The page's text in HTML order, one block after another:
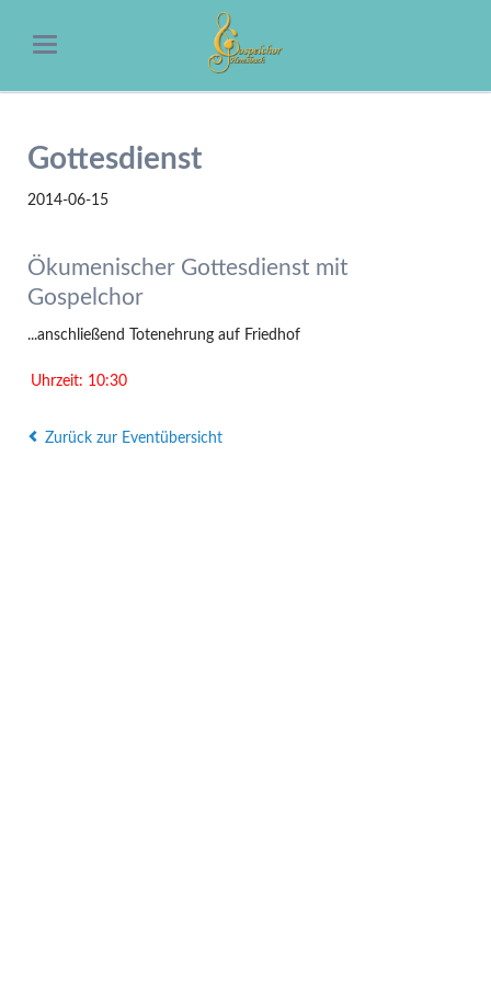
Gottesdienst
2014-06-15
Ökumenischer Gottesdienst mit
Gospelchor
...anschließend Totenehrung auf Friedhof
Uhrzeit: 10:30
Zurück zur Eventübersicht